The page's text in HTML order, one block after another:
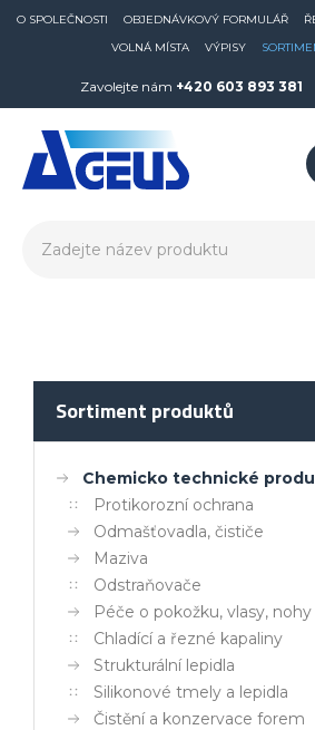
O SPOLEČNOSTI OBJEDNÁVKOVÝ FORMULÁŘ
VOLNÁ MÍSTA
VÝPISY
Zavolejte nám +420 603 893 381
Sortiment produktů
Chemicko technické
Protikorozní ochrana
Odmašťovadla, čističe
Maziva
Odstraňovače
Péče o pokožku, vlasy,
Chladící a řezné kapaliny
Strukturální lepidla
Silikonové tmely a lepidla
Čistění a konzervace forem